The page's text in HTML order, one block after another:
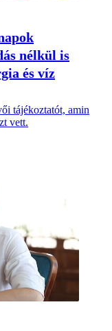
nélkül is
és víz
tájékoztatót, amin
vett.